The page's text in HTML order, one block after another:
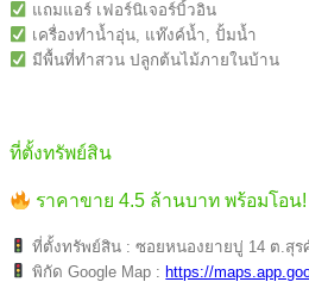
แถมแอร์ เฟอร์นิเจอร์บิ้วอิน
เครื่องทำน้ำอุ่น, แท๊งค์น้ำ, ปั้มน้ำ
มีพื้นที่ทำสวน ปลูกต้นไม้ภายในบ้าน
ที่ตั้งทรัพย์สิน
ราคาขาย 4.5 ล้านบาท พร้อมโอน!
ที่ตั้งทรัพย์สิน : ซอยหนองยายบู่ 14 ต.สุ
พิกัด Google Map : https://